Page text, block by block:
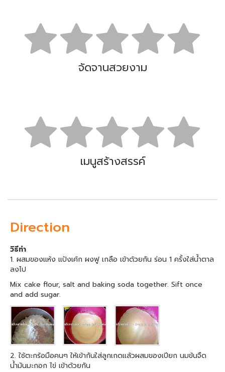
จัดจานสวยงาม
เมนูสร้างสรรค์
Direction
วิธีทำ
1. ผสมของแห้ง แป้งเค้ก ผงฟู เกลือ เข้าด้วยกัน ร่อน 1 ครั้งใส่น้ำตาล
ลงไป
Mix cake flour, salt and baking soda together. Sift once
and add sugar.
2. ใช้ตะกร้อมือคนๆ ให้เข้ากันใส่ลูกเกดแล้วผสมของเปียก นมข้นจืด
น้ำมันมะกอก ไข่ เข้าด้วยกัน